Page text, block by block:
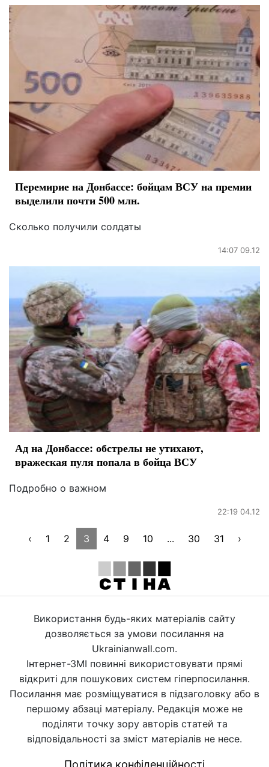
Перемирие на Донбассе: бойцам ВСУ на премии
выделили почти 500 млн.
Сколько получили солдаты
14:07 09.12
Ад на Донбассе: обстрелы не утихают,
вражеская пуля попала в бойца ВСУ
Подробно о важном
22:19 04.12
‹ 1 2 3 4 9 10 ... 30 31 ›
Використання будь-яких матеріалів сайту
дозволяється за умови посилання на
Ukrainianwall.com.
Інтернет-ЗМІ повинні використовувати прямі
відкриті для пошукових систем гіперпосилання.
Посилання має розміщуватися в підзаголовку або в
першому абзаці матеріалу. Редакція може не
поділяти точку зору авторів статей та
відповідальності за зміст матеріалів не несе.
Політика конфіденційності